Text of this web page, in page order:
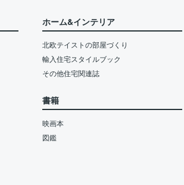
ホーム&インテリア
北欧テイストの部屋づくり
輸入住宅スタイルブック
その他住宅関連誌
書籍
映画本
図鑑